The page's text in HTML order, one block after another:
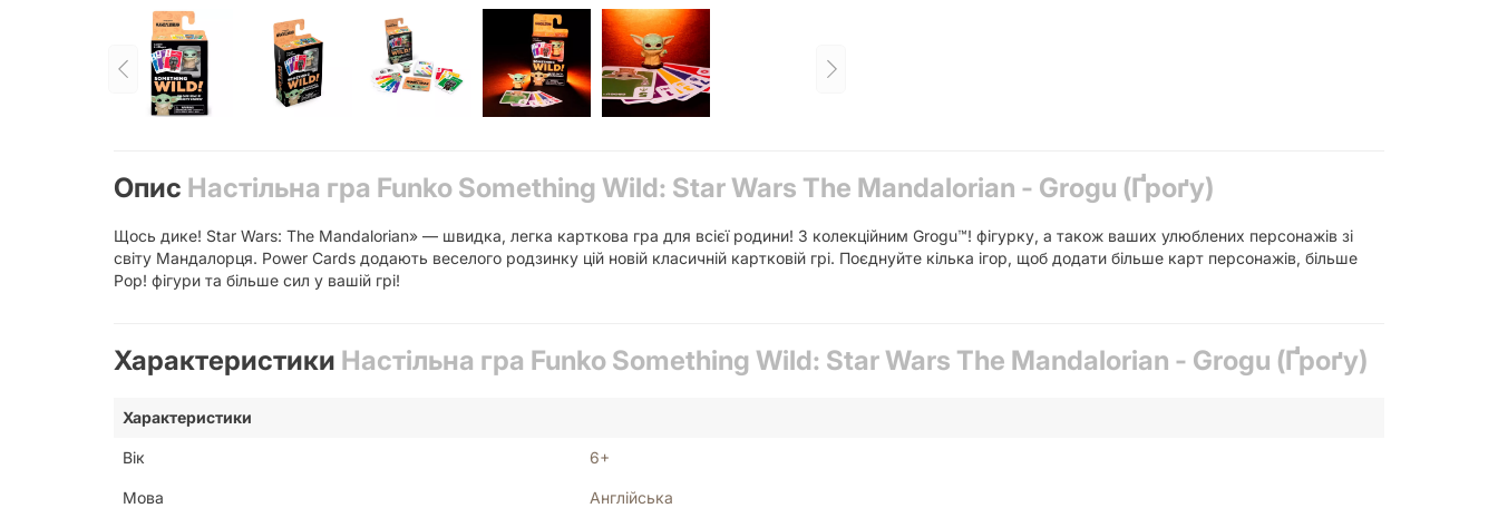
Опис Настільна гра Funko Something Wild: Star Wars The Mandalorian - Grogu (Ґроґу)
Щось дике! Star Wars: The Mandalorian» — швидка, легка карткова гра для всієї родини! З колекційним Grogu™! фігурку, а також ваших улюблених персонажів зі
світу Мандалорця. Power Cards додають веселого родзинку цій новій класичній картковій грі. Поєднуйте кілька ігор, щоб додати більше карт персонажів, більше
Pop! фігури та більше сил у вашій грі!
Характеристики Настільна гра Funko Something Wild: Star Wars The Mandalorian - Grogu (Ґроґу)
Характеристики
Вік 6+
Мова Англійська